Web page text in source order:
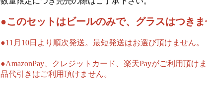
●このセットはビールのみで、グラスはつき
●11月10日より順次発送。最短発送はお選び頂けません。
●AmazonPay、クレジットカード、楽天Payがご利用頂け
品代引きはご利用頂けません。